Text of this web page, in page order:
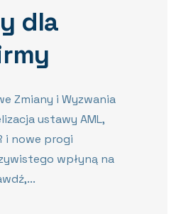
dla
Zmiany i Wyzwania
ustawy AML,
i nowe progi
wpłyną na